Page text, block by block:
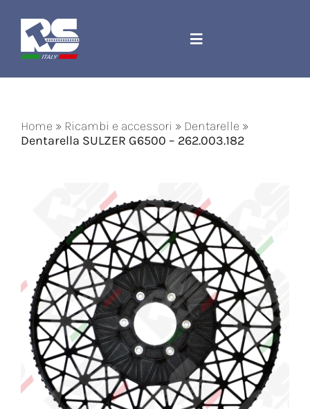
contenuto
Toggle
Ricambi e accessori
Macchinari
Contatti
Home » Ricambi e accessori » Dentarelle »
Dentarella SULZER G6500 – 262.003.182